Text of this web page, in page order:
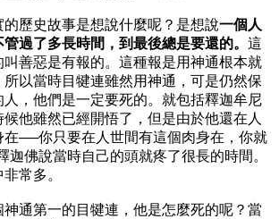
歷史故事是想說什麼呢？是想說一個人
過了多長時間，到最後總是要還的。 這
叫善惡是有報的。這種報是用神通根本就
以當時目犍連雖然用神通，可是仍然保
，他們是一定要死的。就包括釋迦牟尼
他雖然已經開悟了，但是由於他還在人
在──你只要在人世間有這個肉身在，你就
佛說當時自己的頭就疼了很長的時間。
常多。
通第一的目犍連，他是怎麼死的呢？當